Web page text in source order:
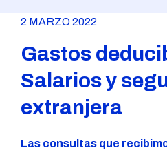
2 MARZO 2022
Gastos
Salarios y
extranjera
Las consultas que